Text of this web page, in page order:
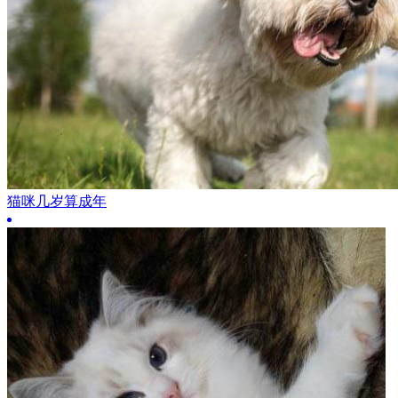
猫咪几岁算成年